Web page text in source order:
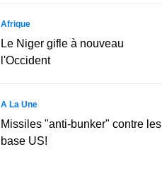
Afrique
Le Niger gifle à nouveau
l'Occident
A La Une
Missiles "anti-bunker" contre les
base US!